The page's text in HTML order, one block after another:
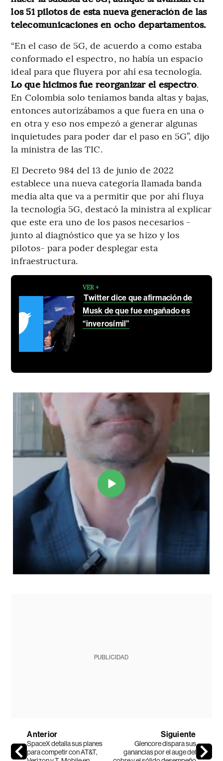
los 51 pilotos de esta nueva generación de las
telecomunicaciones en ocho departamentos.
“En el caso de 5G, de acuerdo a como estaba
conformado el espectro, no había un espacio
ideal para que fluyera por ahí esa tecnología.
Lo que hicimos fue reorganizar el espectro.
En Colombia solo teníamos banda altas y bajas,
entonces autorizábamos a que fuera en una o
en otra y eso nos empezó a generar algunas
inquietudes para poder dar el paso en 5G”, dijo
la ministra de las TIC.
El Decreto 984 del 13 de junio de 2022
establece una nueva categoría llamada banda
media alta que va a permitir que por ahí fluya
la tecnología 5G, destacó la ministra al explicar
que este era uno de los pasos necesarios -
junto al diagnóstico que ya se hizo y los
pilotos- para poder desplegar esta
infraestructura.
VER +
Twitter dice que afirmación de
Musk de que fue engañado es
“inverosímil”
PUBLICIDAD
Anterior
SpaceX detalla sus planes
para competir con AT&T,
Siguiente
Glencore dispara sus
ganancias por el auge del